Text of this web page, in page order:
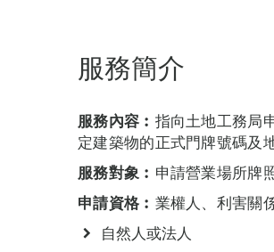
服務簡介
服務內容︰ 指向土地工務局
定建築物的正式門牌號碼及
服務對象︰ 申請營業場所牌
申請資格︰ 業權人、利害關
自然人或法人